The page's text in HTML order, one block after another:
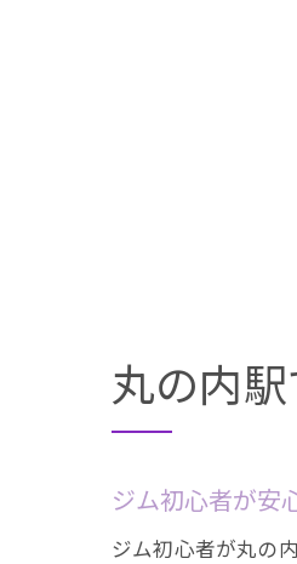
丸の内
ジム初心者が安
ジム初心者が丸の